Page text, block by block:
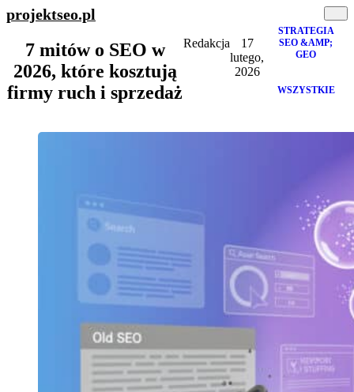
projektseo.pl
7 mitów o SEO w
2026, które kosztują
firmy ruch i sprzedaż
Redakcja
17
lutego,
2026
STRATEGIA
SEO &AMP;
GEO
WSZYSTKIE